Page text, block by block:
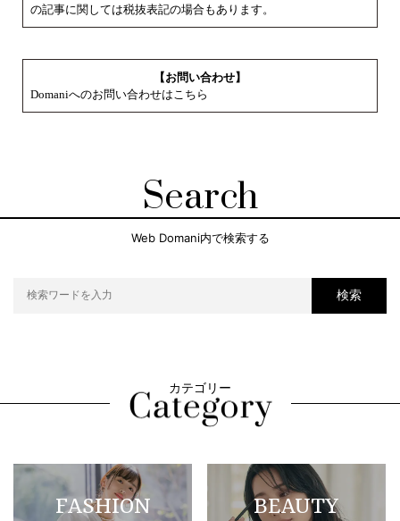
の記事に関しては税抜表記の場合もあります。
【お問い合わせ】
Domaniへのお問い合わせはこちら
Search
Web Domani内で検索する
検索
カテゴリー
FASHION BEAUTY